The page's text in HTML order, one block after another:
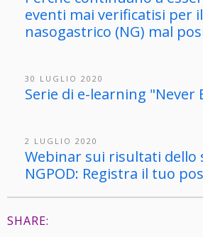
eventi mai verificatisi per
nasogastrico (NG) mal
30 LUGLIO 2020
Serie di e-learning "Never
2 LUGLIO 2020
Webinar sui risultati dello
NGPOD: Registra il tuo
SHARE: